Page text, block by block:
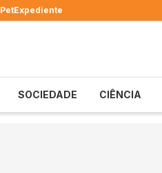
PetExpediente
SOCIEDADE CIÊNCIA